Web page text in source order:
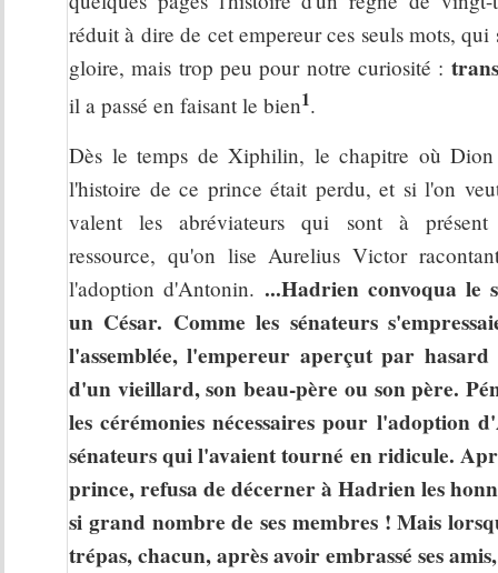
réduit à dire de cet empereur ces seuls mots, qui
gloire, mais trop peu pour notre curiosité :
il a passé en faisant le bien1.
Dès le temps de Xiphilin, le chapitre où Dion
l'histoire de ce prince était perdu, et si l'on
valent les abréviateurs qui sont à présent
ressource, qu'on lise Aurelius Victor
l'adoption d'Antonin. ...Hadrien convoqua le
un César. Comme les sénateurs
l'assemblée, l'empereur aperçut par
d'un vieillard, son beau-père ou son père.
les cérémonies nécessaires pour l'adoption
sénateurs qui l'avaient tourné en ridicule.
prince, refusa de décerner à Hadrien les
si grand nombre de ses membres ! Mais
trépas, chacun, après avoir embrassé ses